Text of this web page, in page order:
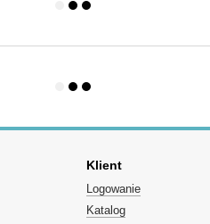
Klient
Logowanie
Katalog